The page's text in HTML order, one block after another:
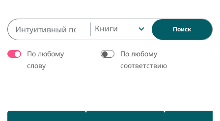
Книги Поиск
По любому
слову
По любому
соответствию